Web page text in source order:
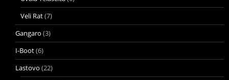
Veli Rat(7)
Gangaro (3)
I-Boot(6)
Lastovo (22)